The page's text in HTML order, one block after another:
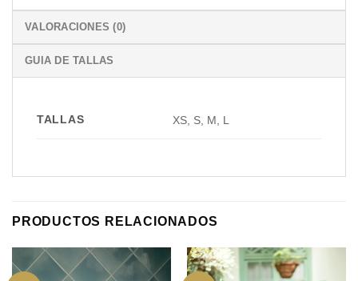
VALORACIONES (0)
GUIA DE TALLAS
TALLAS XS, S, M, L
PRODUCTOS RELACIONADOS